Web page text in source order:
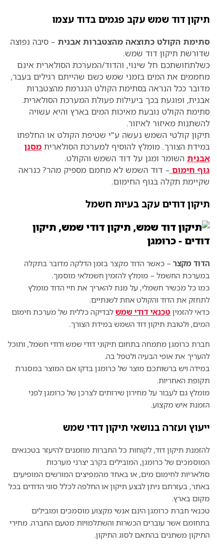
תיקון דוד שמש עקב פגמים בדוד עצמו
סתימת הקולט כתוצאה מהצטברות אבנית – סיבה נפוצה
שדורשת תיקון דוד שמש.
כשלתחושתכם חל שינוי, והדוד/המערכת הסולארית אינם
מחממים את המים בזמני שמש כשם שהייתם רגילים בעבר,
מדובר ככל הנראה בסתימת הקולט הנגרמת מהצטברות
אבנית, ופוגעת בכך ביעילות פעולת המערכת הסולארית.
סתימת הקולט נובעת מאיכות המים בארץ והיא עשויה
להשתנות מאיזור לאיזור.
תיקון קולטי השמש נעשה ע"י שטיפת הקולט או החלפתו
במידת הצורך. מומלץ להוסיף למערכת הסולארית מסנן
אבנית השומר ומגן על דוד השמש והקולט.
גוף חימום – דוד השמש לא מחמם מספיק מהר? כנראה
שקיימת תקלה בגוף החימום.
תיקון דודים עקב בעיות חשמל
הדוד מקצר – כאשר הדוד מקצר בזמן הדלקה מדובר בתקלה
במערכת החשמל – מומלץ להזמין חשמלאי מוסמך.
כמו כל מכשיר חשמלי, על מנת להאריך את חיי הדוד מומלץ
לתחזק את הדוד והקולט אחת לשנתיים.
כדאי להזמין טכנאי דודי שמש לבדיקה כללית של מערכת חימום
המים, ולטובת תיקון דוד השמש במידת הצורך.
חברת כרומגן מתמחה בתחום תיקוני דודי שמש ודודי חשמל, ותוכל
להעריך את אופי הבעיה ולטפל בה.
במידה ויש ברשותכם מוצר של כרומגן בדקו אם המוצר במסגרת
תקופת האחריות.
מומלץ גם לעבור על מחירון שירותים לצרכן של כרומגן לפני
הזמנת איש מקצוע.
ייעוץ ועזרה בנושאי תיקון דודי שמש
להזמנת תיקון דוד, לקוחות כל החברות מוזמנים להיעזר בטכנאים
המוסמכים של כרומגן, המובילים בקרב יצרני מערכות
סולאריות לחימום מים, או באחד מהמפיצים המורשים המופיעים
באתר, בעזרתם ניתן לבצע תיקון או החלפה לכלל סוגי הדודים בכל
מקום בארץ.
טכנאי חברת כרומגן הינם אנשי מקצוע מוסמכים ומובילים
בתחומם אשר עוברים הכשרות והשתלמויות מטעם החברה. מחירי
התיקון משתנים בהתאם לסוג התיקון.